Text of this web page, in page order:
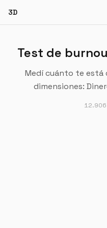
3D
Test de
Medí cuánto te
dimensiones:
12.906